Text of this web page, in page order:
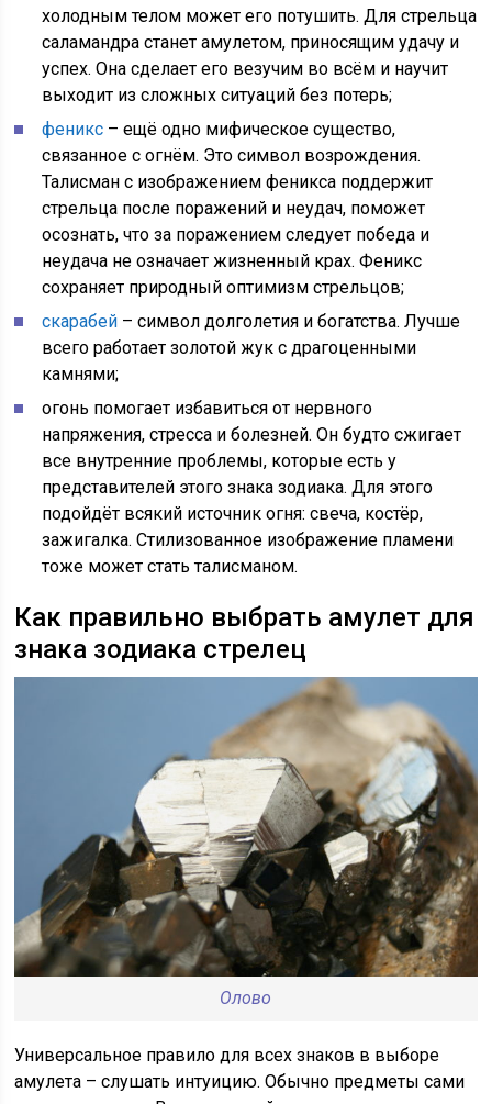
холодным телом может его потушить. Для стрельца
саламандра станет амулетом, приносящим удачу и
успех. Она сделает его везучим во всём и научит
выходит из сложных ситуаций без потерь;
феникс – ещё одно мифическое существо,
связанное с огнём. Это символ возрождения.
Талисман с изображением феникса поддержит
стрельца после поражений и неудач, поможет
осознать, что за поражением следует победа и
неудача не означает жизненный крах. Феникс
сохраняет природный оптимизм стрельцов;
скарабей – символ долголетия и богатства. Лучше
всего работает золотой жук с драгоценными
камнями;
огонь помогает избавиться от нервного
напряжения, стресса и болезней. Он будто сжигает
все внутренние проблемы, которые есть у
представителей этого знака зодиака. Для этого
подойдёт всякий источник огня: свеча, костёр,
зажигалка. Стилизованное изображение пламени
тоже может стать талисманом.
Как правильно выбрать амулет для
знака зодиака стрелец
Олово
Универсальное правило для всех знаков в выборе
амулета – слушать интуицию. Обычно предметы сами